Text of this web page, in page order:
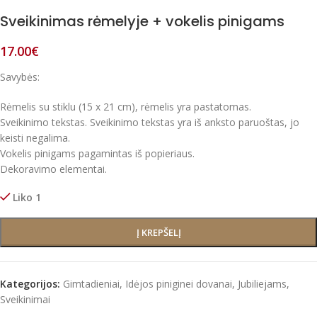
Sveikinimas rėmelyje + vokelis pinigams
17.00€
Savybės:
Rėmelis su stiklu (15 x 21 cm), rėmelis yra pastatomas.
Sveikinimo tekstas. Sveikinimo tekstas yra iš anksto paruoštas, jo
keisti negalima.
Vokelis pinigams pagamintas iš popieriaus.
Dekoravimo elementai.
Liko 1
Į KREPŠELĮ
Kategorijos: Gimtadieniai, Idėjos piniginei dovanai, Jubiliejams,
Sveikinimai